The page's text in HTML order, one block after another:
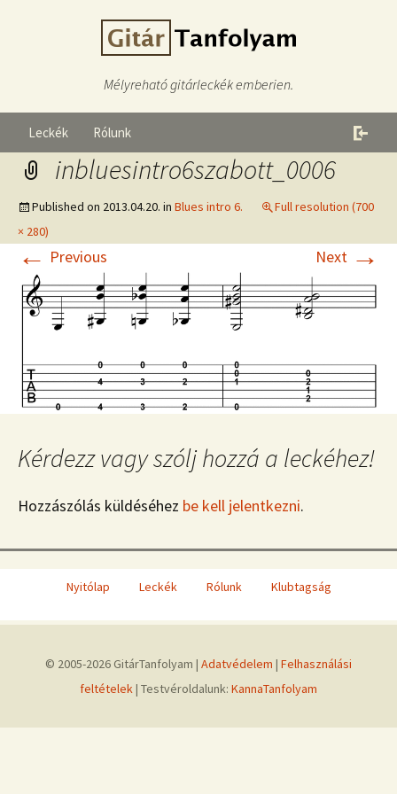
Mélyreható gitárleckék emberien.
Leckék Rólunk
inbluesintro6szabott_0006
Published on 2013.04.20. in Blues intro 6.
Full resolution (700
× 280)
← Previous Next →
Kérdezz vagy szólj hozzá a leckéhez!
Hozzászólás küldéséhez be kell jelentkezni.
Nyitólap Leckék Rólunk Klubtagság
© 2005-2026 GitárTanfolyam | Adatvédelem | Felhasználási
feltételek| Testvéroldalunk: KannaTanfolyam